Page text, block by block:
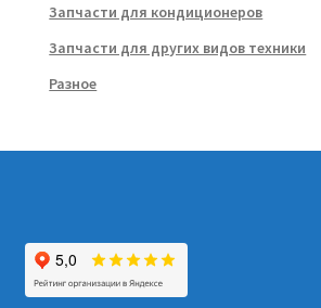
Запчасти для кондиционеров
Запчасти для других видов техники
Разное